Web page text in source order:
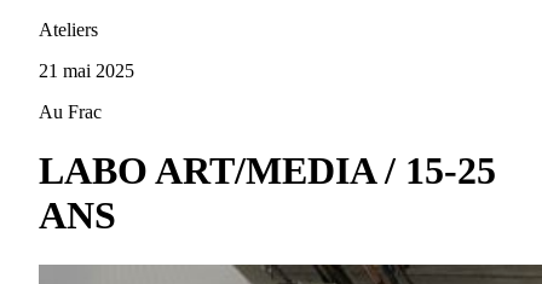
Ateliers
21 mai 2025
Au Frac
LABO ART/MEDIA / 15-25
ANS